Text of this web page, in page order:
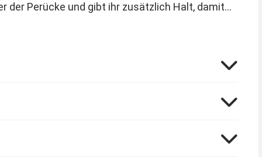
der Perücke und gibt ihr zusätzlich Halt, damit
immer lang. Als Ritter oder König sind lange